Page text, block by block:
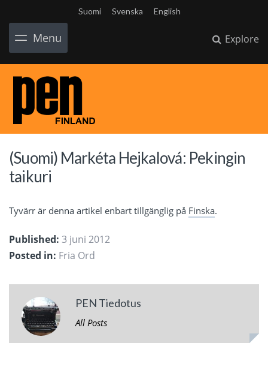
Suomi Svenska English
Menu Explore
(Suomi) Markéta Hejkalová: Pekingin
taikuri
Tyvärr är denna artikel enbart tillgänglig på Finska.
Published: 3 juni 2012
Posted in: Fria Ord
PEN Tiedotus
All Posts